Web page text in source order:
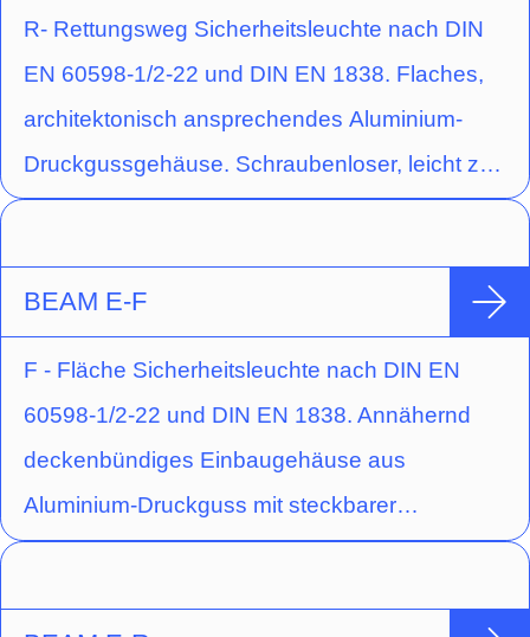
R- Rettungsweg Sicherheitsleuchte nach DIN
EN 60598-1/2-22 und DIN EN 1838. Flaches,
architektonisch ansprechendes Aluminium-
Druckgussgehäuse. Schraubenloser, leicht zu
handhabender Verschlussmechanismus.
Acryloptik zur Ausleuchtung von Fluchtwegen
durch engstrahlende Lichtlenkcharakteristik.
BEAM E-F
F - Fläche Sicherheitsleuchte nach DIN EN
60598-1/2-22 und DIN EN 1838. Annähernd
deckenbündiges Einbaugehäuse aus
Aluminium-Druckguss mit steckbarer
Abdeckplatte zum einfachen Wechseln des